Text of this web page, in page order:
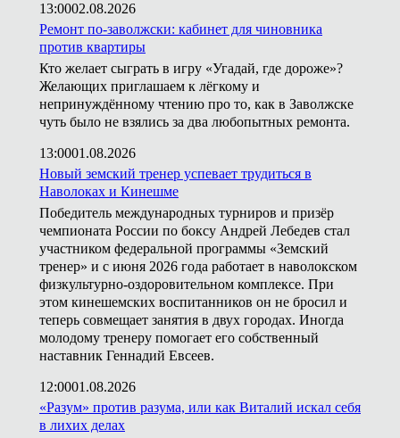
13:0002.08.2026
Ремонт по-заволжски: кабинет для чиновника
против квартиры
Кто желает сыграть в игру «Угадай, где дороже»?
Желающих приглашаем к лёгкому и
непринуждённому чтению про то, как в Заволжске
чуть было не взялись за два любопытных ремонта.
13:0001.08.2026
Новый земский тренер успевает трудиться в
Наволоках и Кинешме
Победитель международных турниров и призёр
чемпионата России по боксу Андрей Лебедев стал
участником федеральной программы «Земский
тренер» и с июня 2026 года работает в наволокском
физкультурно-оздоровительном комплексе. При
этом кинешемских воспитанников он не бросил и
теперь совмещает занятия в двух городах. Иногда
молодому тренеру помогает его собственный
наставник Геннадий Евсеев.
12:0001.08.2026
«Разум» против разума, или как Виталий искал себя
в лихих делах